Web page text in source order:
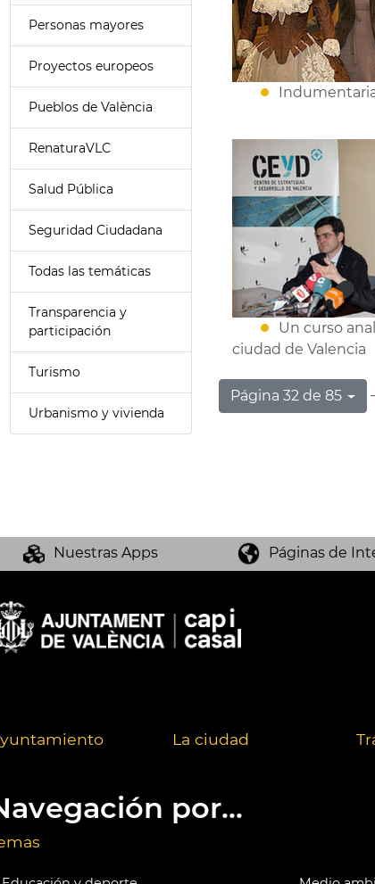
Personas mayores
Proyectos europeos
Pueblos de València
RenaturaVLC
Salud Pública
Seguridad Ciudadana
Todas las temáticas
Transparencia y
participación
Turismo
Urbanismo y vivienda
Un curso
ciudad de Valencia
Página 32 de 85
Nuestras Apps Páginas de
La ciudad
por...